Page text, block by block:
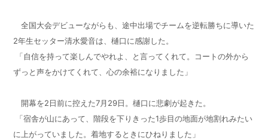
全国大会デビューながらも、途中出場でチームを逆転勝ちに導いた
2年生セッター清水愛音は、樋口に感謝した。
「自信を持って楽しんでやれよ、と言ってくれて。コートの外から
ずっと声をかけてくれて、心の余裕になりました」
開幕を2日前に控えた7月29日。樋口に悲劇が起きた。
「宿舎が山にあって、階段を下りきった1歩目の地面が地割れみたい
に上がっていました。着地するときにひねりました」